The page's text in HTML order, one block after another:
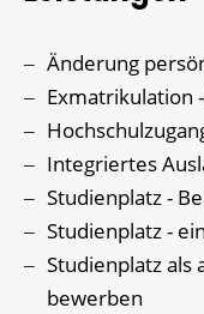
Änderung
Exmatrikulation
Integriertes
Studienplatz -
Studienplatz -
Studienplatz als
bewerben